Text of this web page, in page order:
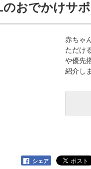
おでかけサ
赤ちゃ
ただけ
や優先
紹介し
シェア